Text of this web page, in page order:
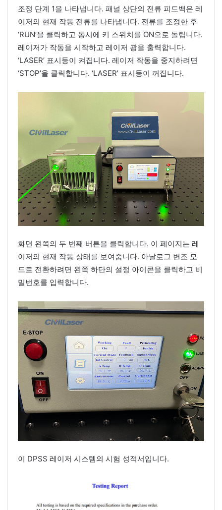
조정 단계 1을 나타냅니다. 패널 상단의 전류 피드백은 레
이저의 현재 작동 전류를 나타냅니다. 전류를 조정한 후
‘RUN’을 클릭하고 동시에 키 스위치를 ON으로 돌립니다.
레이저가 작동을 시작하고 레이저 광을 출력합니다.
‘LASER’ 표시등이 켜집니다. 레이저 작동을 중지하려면
‘STOP’을 클릭합니다. ‘LASER’ 표시등이 꺼집니다.
화면 왼쪽의 두 번째 버튼을 클릭합니다. 이 페이지는 레
이저의 현재 작동 상태를 보여줍니다. 아날로그 변조 모
드로 전환하려면 왼쪽 하단의 설정 아이콘을 클릭하고 비
밀번호를 입력합니다.
이 DPSS 레이저 시스템의 시험 성적서입니다.